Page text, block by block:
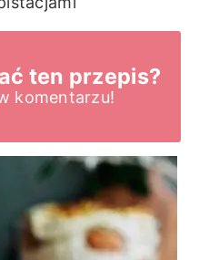
ten przepis?
komentarzu!